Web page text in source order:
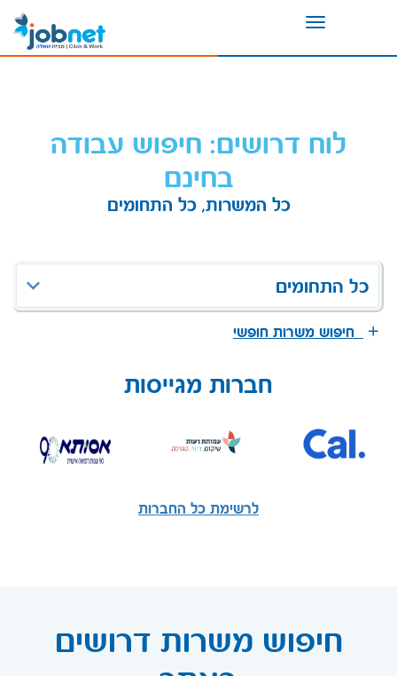
Toggle
לוח דרושים: חיפוש עבודה
בחינם
כל המשרות, כל התחומים
כל התחומים
חיפוש משרות חופשי
חברות מגייסות
לרשימת כל החברות
חיפוש משרות דרושים